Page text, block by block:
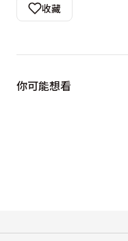
收藏
你可能想看